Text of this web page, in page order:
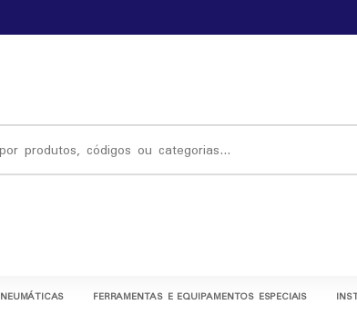
FERRAMENTAS E EQUIPAMENTOS ESPECIAIS